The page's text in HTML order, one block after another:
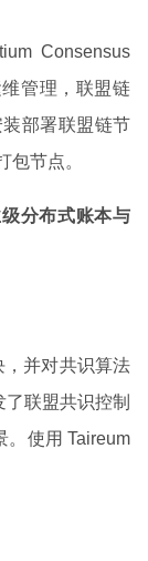
Consensus
管理，联盟链
部署联盟链节
包节点。
分布式账本与
，并对共识算法
联盟共识控制
。使用 Taireum